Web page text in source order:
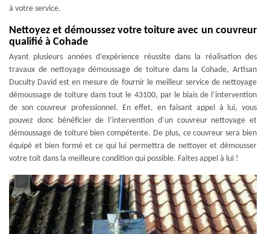
à votre service.
Nettoyez et démoussez votre toiture avec un couvreur
qualifié à Cohade
Ayant plusieurs années d’expérience réussite dans la réalisation des
travaux de nettoyage démoussage de toiture dans la Cohade, Artisan
Duculty David est en mesure de fournir le meilleur service de nettoyage
démoussage de toiture dans tout le 43100, par le biais de l’intervention
de son couvreur professionnel. En effet, en faisant appel à lui, vous
pouvez donc bénéficier de l’intervention d’un couvreur nettoyage et
démoussage de toiture bien compétente. De plus, ce couvreur sera bien
équipé et bien formé et ce qui lui permettra de nettoyer et démousser
votre toit dans la meilleure condition qui possible. Faites appel à lui !